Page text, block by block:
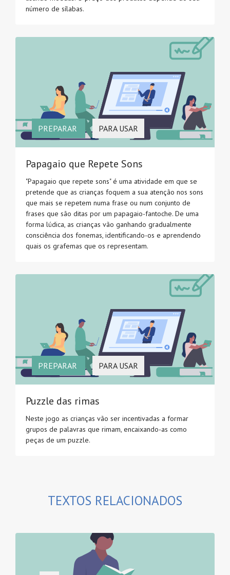
número de sílabas.
PREPARAR PARA USAR
Papagaio que Repete Sons
"Papagaio que repete sons" é uma atividade em que se
pretende que as crianças foquem a sua atenção nos sons
que mais se repetem numa frase ou num conjunto de
frases que são ditas por um papagaio-fantoche. De uma
forma lúdica, as crianças vão ganhando gradualmente
consciência dos fonemas, identificando-os e aprendendo
quais os grafemas que os representam.
PREPARAR PARA USAR
Puzzle das rimas
Neste jogo as crianças vão ser incentivadas a formar
grupos de palavras que rimam, encaixando-as como
peças de um puzzle.
TEXTOS RELACIONADOS